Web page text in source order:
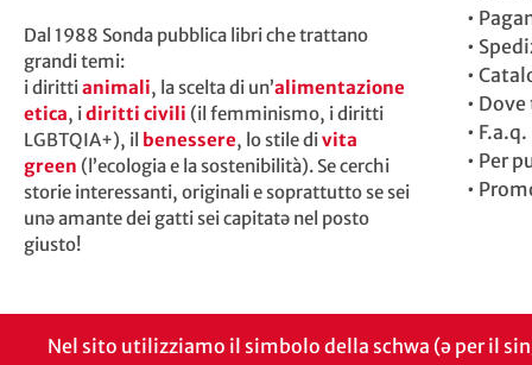
Dal 1988 Sonda pubblica libri che trattano
grandi temi:
i dirittianimali, la scelta di un’alimentazione
etica, idiritti civili (il femminismo, i diritti
LGBTQIA+), il benessere, lo stile divita
green (l’ecologia e la sostenibilità). Se cerchi
storie interessanti, originali e soprattutto se sei
unə amante dei gatti sei capitatə nel posto
giusto!
•
•
•
•
• F.a.q.
• Per
•
Nel sito utilizziamo il simbolo della schwa (ə per il